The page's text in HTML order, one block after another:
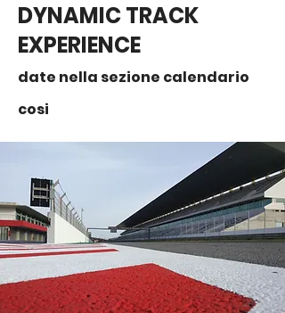
DYNAMIC TRACK
EXPERIENCE
date nella sezione calendario
cosi